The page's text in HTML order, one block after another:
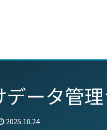
ータ管
2025.10.24